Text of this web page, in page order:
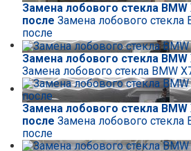
Замена лобового стекла BMW
после Замена лобового стекла
после
Замена лобового стекла BMW
Замена лобового стекла BMW
Замена лобового стекла BMW
после Замена лобового стекла
после